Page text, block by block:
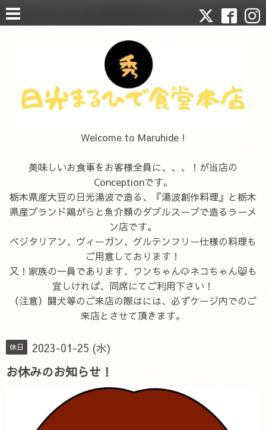
Welcome to Maruhide !
美味しいお食事をお客様全員に、、、！が当店の
Conceptionです。
栃木県産大豆の日光湯波で造る、『湯波創作料理』と栃木
県産ブランド鶏がらと魚介類のダブルスープで造るラーメ
ン店です。
ベジタリアン、ヴィーガン、グルテンフリー仕様の料理も
ご用意しております！
又！家族の一員であります、ワンちゃん🐶ネコちゃん😸も
宜しければ、同席にてご利用下さい！
（注意）闘犬等のご来店の際はには、必ずケージ内でのご
来店とさせて頂きます。
休日 2023-01-25 (水)
お休みのお知らせ！